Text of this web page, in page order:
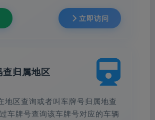
立即访问
归属地区
地区查询或者叫车牌号归属地查
车牌号查询该车牌号对应的车辆